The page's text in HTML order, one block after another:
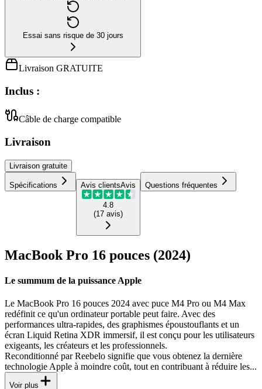
Essai sans risque de 30 jours
Livraison GRATUITE
Inclus :
Câble de charge compatible
Livraison
Livraison gratuite
Spécifications Avis clientsAvis
4.8
(17 avis)
Questions fréquentes
MacBook Pro 16 pouces (2024)
Le summum de la puissance Apple
Le MacBook Pro 16 pouces 2024 avec puce M4 Pro ou M4 Max
redéfinit ce qu'un ordinateur portable peut faire. Avec des
performances ultra-rapides, des graphismes époustouflants et un
écran Liquid Retina XDR immersif, il est conçu pour les utilisateurs
exigeants, les créateurs et les professionnels.
Reconditionné par Reebelo signifie que vous obtenez la dernière
technologie Apple à moindre coût, tout en contribuant à réduire les...
Voir plus